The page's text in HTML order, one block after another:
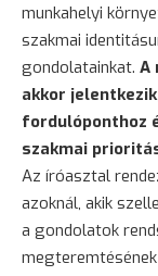
munkahelyi
szakmai
gondolatainkat. A
akkor
fordulóponthoz
szakmai
Az íróasztal
azoknál, akik
a gondolatok